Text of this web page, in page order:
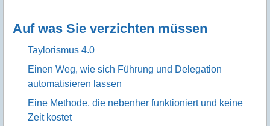
Auf was Sie verzichten müssen
Taylorismus 4.0
Einen Weg, wie sich Führung und Delegation
automatisieren lassen
Eine Methode, die nebenher funktioniert und keine
Zeit kostet